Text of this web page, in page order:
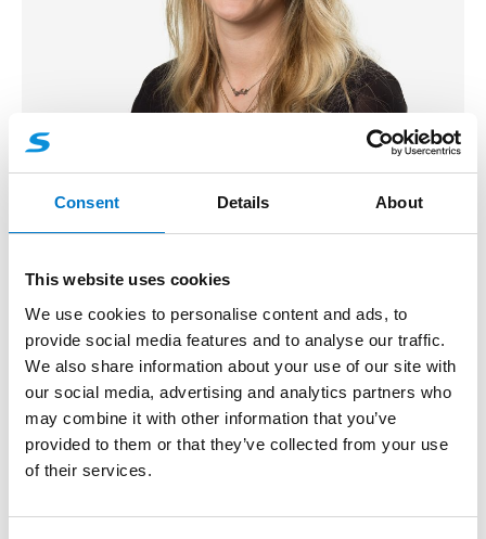
Consent Details About
This website uses cookies
We use cookies to personalise content and ads, to
provide social media features and to analyse our traffic.
We also share information about your use of our site with
our social media, advertising and analytics partners who
may combine it with other information that you’ve
provided to them or that they’ve collected from your use
of their services.
Viktoria Boström
Produktionsberedare
Telefon:+46 520 21 14 99
viktoria.bostrom@standbygroup.com